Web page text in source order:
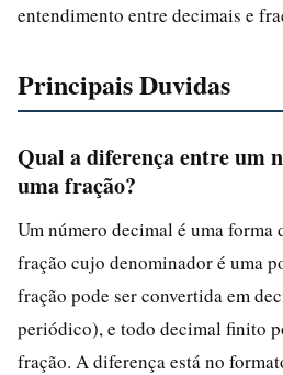
entendimento entre decimais e
Principais Duvidas
Qual a diferença entre um
uma fração?
Um número decimal é uma forma
fração cujo denominador é uma
fração pode ser convertida em
periódico), e todo decimal finito
fração. A diferença está no